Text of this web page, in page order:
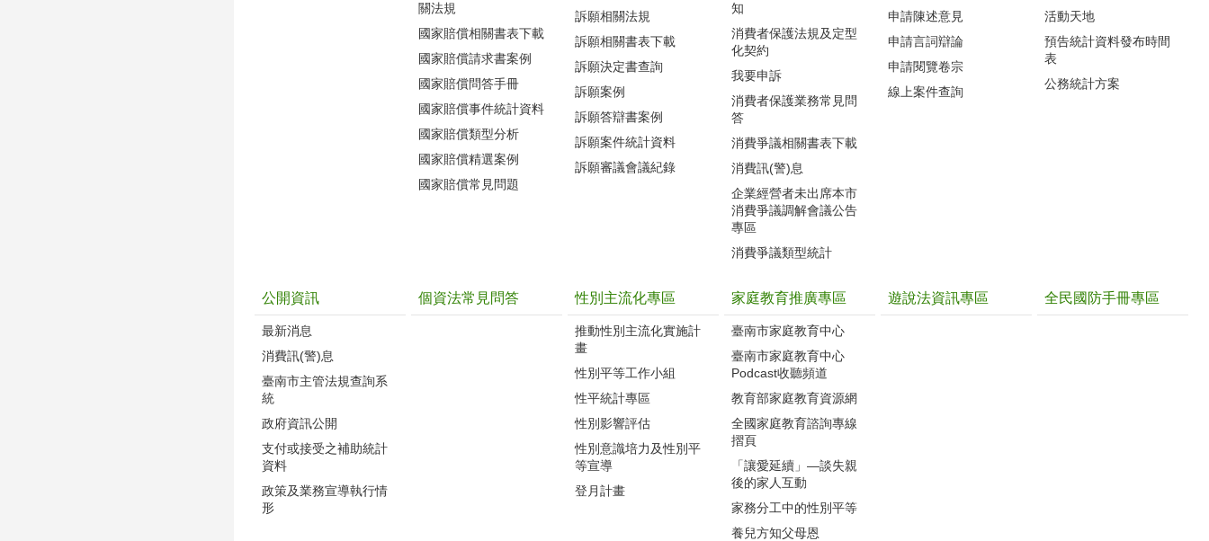
關法規
國家賠償相關書表下載
國家賠償請求書案例
國家賠償問答手冊
國家賠償事件統計資料
國家賠償類型分析
國家賠償精選案例
國家賠償常見問題
訴願相關法規
訴願相關書表下載
訴願決定書查詢
訴願案例
訴願答辯書案例
訴願案件統計資料
訴願審議會議紀錄
知
消費者保護法規及定型
化契約
我要申訴
消費者保護業務常見問
答
消費爭議相關書表下載
消費訊(警)息
企業經營者未出席本市
消費爭議調解會議公告
專區
消費爭議類型統計
申請陳述意見
申請言詞辯論
申請閱覽卷宗
線上案件查詢
活動天地
預告統計資料發布時間
表
公務統計方案
公開資訊
最新消息
消費訊(警)息
臺南市主管法規查詢系
統
政府資訊公開
支付或接受之補助統計
資料
政策及業務宣導執行情
形
個資法常見問答 性別主流化專區
推動性別主流化實施計
畫
性別平等工作小組
性平統計專區
性別影響評估
性別意識培力及性別平
等宣導
登月計畫
家庭教育推廣專區
臺南市家庭教育中心
臺南市家庭教育中心
Podcast收聽頻道
教育部家庭教育資源網
全國家庭教育諮詢專線
摺頁
「讓愛延續」―談失親
後的家人互動
家務分工中的性別平等
養兒方知父母恩
遊說法資訊專區 全民國防手冊專區